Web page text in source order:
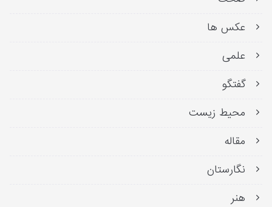
عکس ها
علمی
گفتگو
محیط زیست
مقاله
نگارستان
هنر